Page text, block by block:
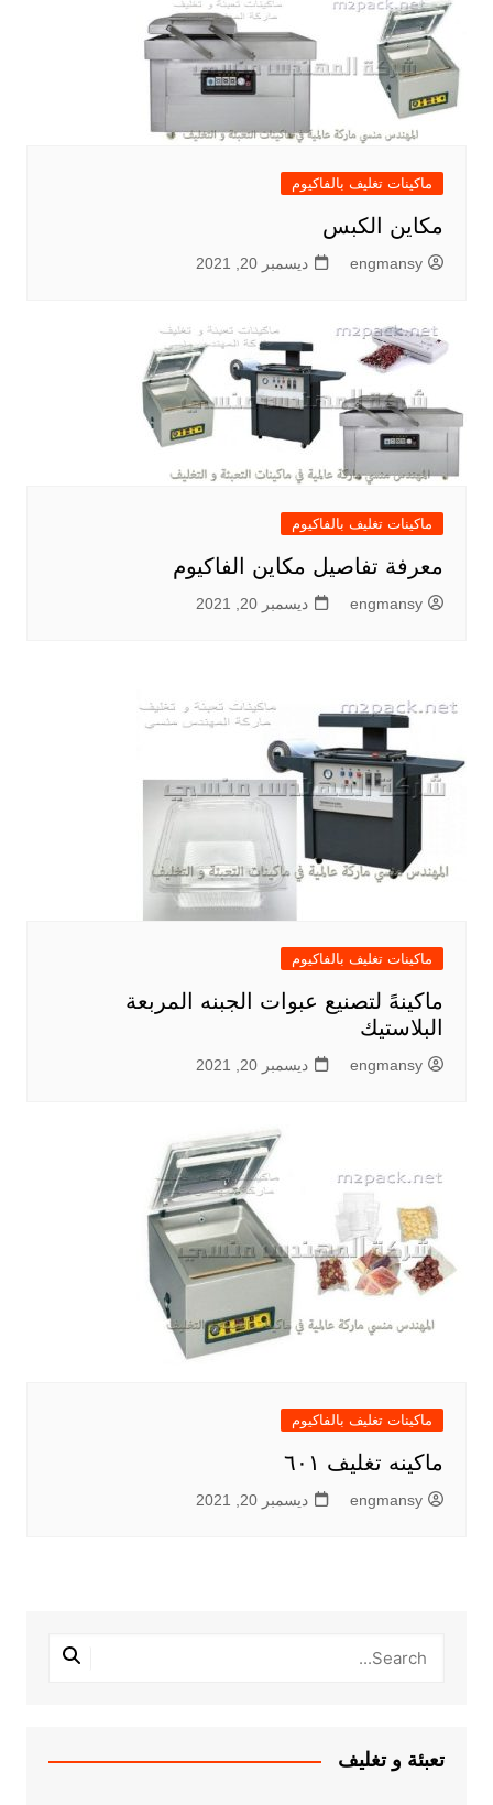
ماكينات تغليف بالفاكيوم
مكاين الكبس
engmansy ديسمبر 20, 2021
ماكينات تغليف بالفاكيوم
معرفة تفاصيل مكاين الفاكيوم
engmansy ديسمبر 20, 2021
ماكينات تغليف بالفاكيوم
ماكينهً لتصنيع عبوات الجبنه المربعة
البلاستيك
engmansy ديسمبر 20, 2021
ماكينات تغليف بالفاكيوم
ماكينه تغليف ٦٠١
engmansy ديسمبر 20, 2021
تعبئة و تغليف